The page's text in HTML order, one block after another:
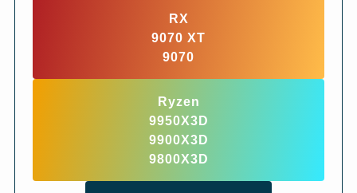
RX
9070 XT
9070
Ryzen
9950X3D
9900X3D
9800X3D